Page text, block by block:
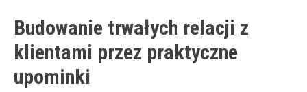
Budowanie trwałych relacji z
klientami przez praktyczne
upominki